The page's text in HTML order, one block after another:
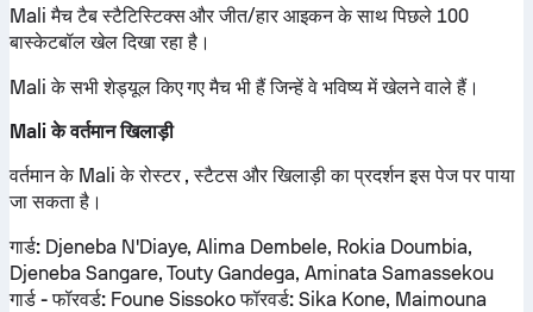
Mali मैच टैब स्टैटिस्टिक्स और जीत/हार आइकन के साथ पिछले 100
बास्केटबॉल खेल दिखा रहा है।
Mali के सभी शेड्यूल किए गए मैच भी हैं जिन्हें वे भविष्य में खेलने वाले हैं।
Mali के वर्तमान खिलाड़ी
वर्तमान के Mali के रोस्टर , स्टैटस और खिलाड़ी का प्रदर्शन इस पेज पर पाया
जा सकता है।
गार्ड:Djeneba N'Diaye, Alima Dembele, Rokia Doumbia,
Djeneba Sangare, Touty Gandega, Aminata Samassekou
गार्ड - फॉरवर्ड:Foune Sissokoफॉरवर्ड: Sika Kone, Maimouna